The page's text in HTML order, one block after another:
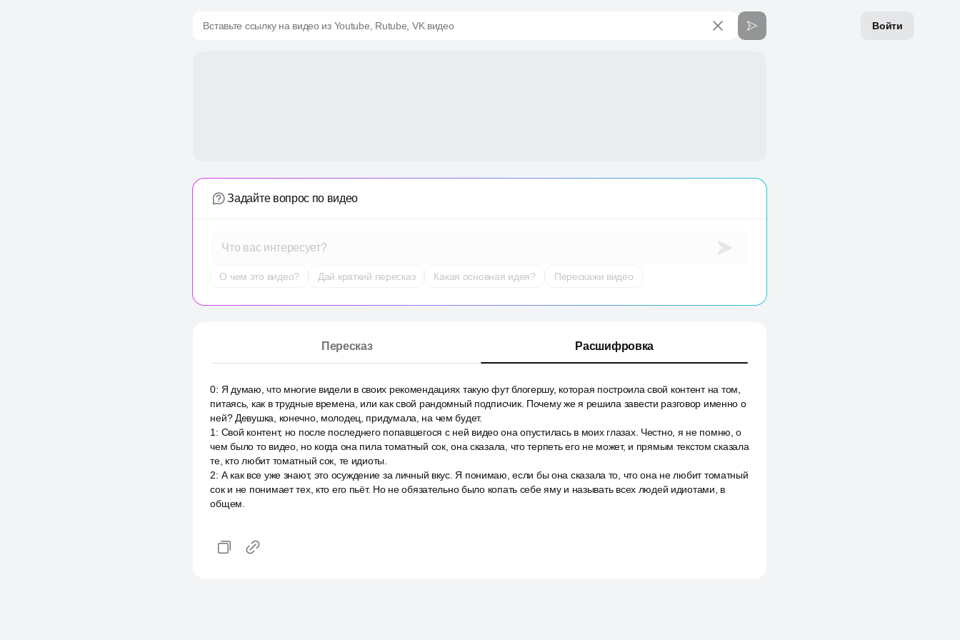
Войти
Вставьте ссылку на видео из Youtube, Rutube, VK видео
Задайте вопрос по видео
Что вас интересует?
О чем это видео? Дай краткий пересказ Какая основная идея? Перескажи видео
Пересказ Расшифровка
0: Я думаю, что многие видели в своих рекомендациях такую фут блогершу, которая построила свой контент на том,
питаясь, как в трудные времена, или как свой рандомный подписчик. Почему же я решила завести разговор именно о
ней? Девушка, конечно, молодец, придумала, на чем будет.
1 : Свой контент, но после последнего попавшегося с ней видео она опустилась в моих глазах. Честно, я не помню, о
чем было то видео, но когда она пила томатный сок, она сказала, что терпеть его не может, и прямым текстом сказала
те, кто любит томатный сок, те идиоты.
2: А как все уже знают, это осуждение за личный вкус. Я понимаю, если бы она сказала то, что она не любит томатный
сок и не понимает тех, кто его пьёт. Но не обязательно было копать себе яму и называть всех людей идиотами, в
общем.